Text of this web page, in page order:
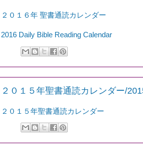
２０１６年 聖書通読カレンダー
2016 Daily Bible Reading Calendar
２０１５年聖書通読カレンダー/
２０１５年聖書通読カレンダー